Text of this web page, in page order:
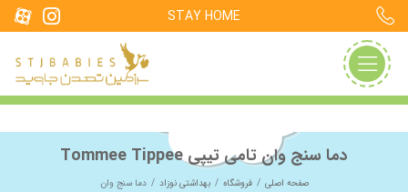
STAY HOME
دما سنج وان تامی تیپی Tommee Tippee
صفحه اصلی فروشگاه بهداشتی نوزاد دما سنج وان